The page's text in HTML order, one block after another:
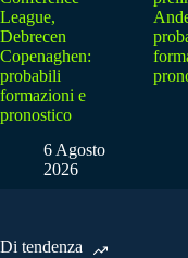
League,
Debrecen
Copenaghen:
probabili
formazioni e
pronostico
6 Agosto
2026
Di tendenza